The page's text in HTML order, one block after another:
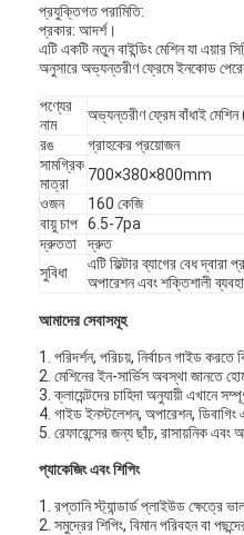
প্রযুক্তিগত পরামিতি:
প্রকার: আদর্শ।
এটি একটি নতুন বাইন্ডিং মেশিন যা এয়ার
অনুসারে অভ্যন্তরীণ ফ্রেমে ইনকোড
পণ্যের
নাম
অভ্যন্তরীণ ফ্রেম বাঁধাই
রঙ
গ্রাহকের প্রয়োজন
সামগ্রিক
মাত্রা
700×380×800mm
ওজন
160 কেজি
বায়ু চাপ 6.5-7pa
দ্রুততা
দ্রুত
সুবিধা
এটি ফিল্টার ব্যাগের বেধ
অপারেশন এবং শক্তিশালী
আমাদের সেবাসমূহ
1. পরিদর্শন, পরিচয়, নির্বাচন গাইড করতে
2. মেশিনের ইন-সার্ভিস অবস্থা জানতে
3. ক্লায়েন্টদের চাহিদা অনুযায়ী এখানে
4. গাইড ইনস্টলেশন, অপারেশন, ডিবাগিং
5. রেফারেন্সের জন্য ছাঁচ, রাসায়নিক এবং
প্যাকেজিং এবং শিপিং
1. রপ্তানি স্ট্যান্ডার্ড প্লাইউড ক্ষেত্রে
2. সমুদ্রের শিপিং, বিমান পরিবহন বা